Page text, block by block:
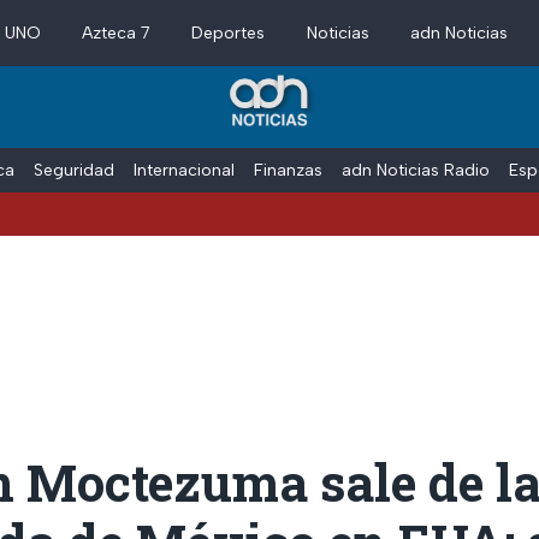
Azteca 7 Deportes Noticias adn Noticias
Seguridad Internacional Finanzas adn Noticias Radio
Moctezuma sale de